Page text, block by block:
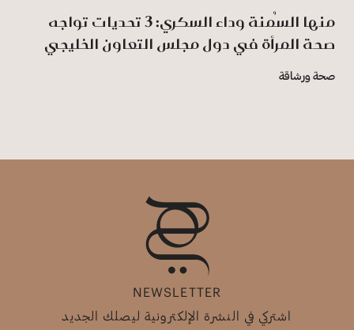
منها السُمنة وداء السكري: 3 تحديات تواجه
صحة المرأة في دول مجلس التعاون الخليجي
صحة ورشاقة
NEWSLETTER
اشتركي في النشرة الإلكترونية ليصلك الجديد